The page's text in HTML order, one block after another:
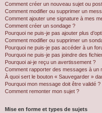
Comment créer un nouveau sujet ou
Comment modifier ou supprimer un
Comment ajouter une signature à mes
Comment créer un sondage ?
Pourquoi ne puis-je pas ajouter plus
Comment modifier ou supprimer un
Pourquoi ne puis-je pas accéder à un
Pourquoi ne puis-je pas joindre des
Pourquoi ai-je reçu un avertissement ?
Comment rapporter des messages à un
À quoi sert le bouton « Sauvegarder »
Pourquoi mon message doit être validé ?
Comment remonter mon sujet ?
Mise en forme et types de sujets